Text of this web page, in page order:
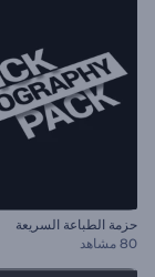
حزمة الطباعة السريعة
80 مشاهد